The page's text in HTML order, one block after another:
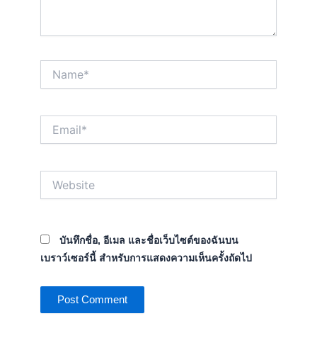
บันทึกชื่อ, อีเมล และชื่อเว็บไซต์ของฉันบน
เบราว์เซอร์นี้ สำหรับการแสดงความเห็นครั้งถัดไป